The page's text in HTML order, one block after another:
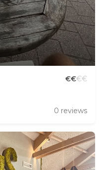
€€€€
0 reviews